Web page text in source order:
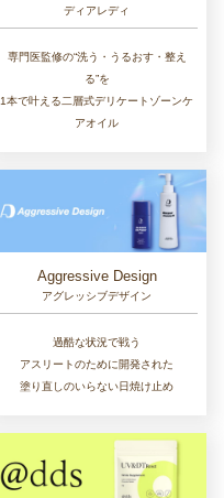
ディアレディ
専門医監修の“洗う・うるおす・整え
る”を
1本で叶える二層式デリケートゾーンケ
アオイル
Aggressive Design
アグレッシブデザイン
過酷な状況で戦う
アスリートのために開発された
塗り直しのいらない日焼け止め